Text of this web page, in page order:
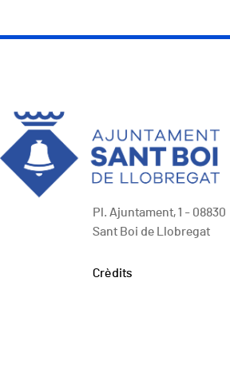
Pl. Ajuntament, 1 - 08830
Sant Boi de Llobregat
Peu
Crèdits